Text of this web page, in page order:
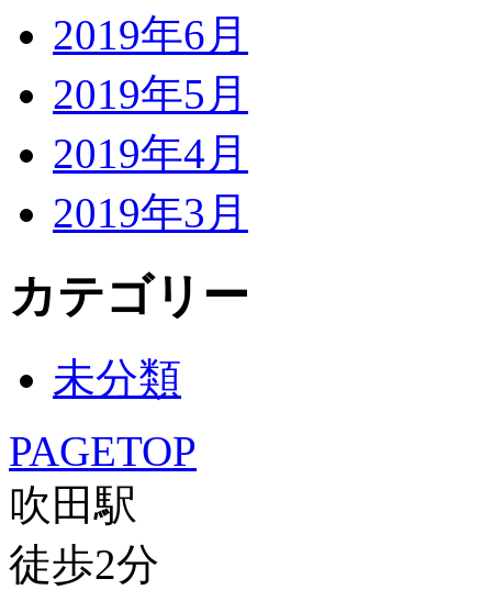
2019年6月
2019年5月
2019年4月
2019年3月
カテゴリー
未分類
PAGETOP
吹田駅
徒歩2分